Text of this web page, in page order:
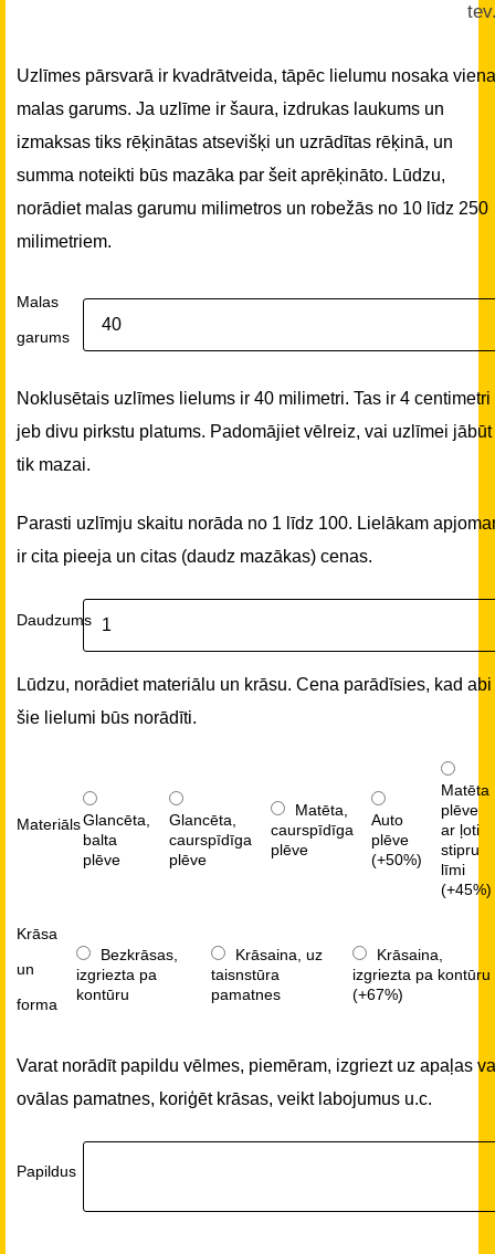
Uzlīmes pārsvarā ir kvadrātveida, tāpēc lielumu nosaka
malas garums. Ja uzlīme ir šaura, izdrukas laukums un
izmaksas tiks rēķinātas atsevišķi un uzrādītas rēķinā, un
summa noteikti būs mazāka par šeit aprēķināto. Lūdzu,
norādiet malas garumu milimetros un robežās no 10 līdz 250
milimetriem.
Malas
garums
Noklusētais uzlīmes lielums ir 40 milimetri. Tas ir 4 centimetri
jeb divu pirkstu platums. Padomājiet vēlreiz, vai uzlīmei jābūt
tik mazai.
Parasti uzlīmju skaitu norāda no 1 līdz 100. Lielākam
ir cita pieeja un citas (daudz mazākas) cenas.
Daudzums
Lūdzu, norādiet materiālu un krāsu. Cena parādīsies, kad abi
šie lielumi būs norādīti.
MateriālsGlancēta,
balta
plēve
Glancēta,
caurspīdīga
plēve
Matēta,
caurspīdīga
plēve
Auto
plēve
(+50%)
Matēta
plēve
ar ļoti
stipru
līmi
(+45%)
Krāsa
un
forma
Bezkrāsas,
izgriezta pa
kontūru
Krāsaina, uz
taisnstūra
pamatnes
Krāsaina,
izgriezta pa kontūru
(+67%)
Varat norādīt papildu vēlmes, piemēram, izgriezt uz apaļas
ovālas pamatnes, koriģēt krāsas, veikt labojumus u.c.
Papildus